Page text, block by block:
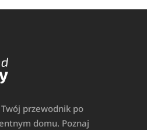
przewodnik po
domu. Poznaj